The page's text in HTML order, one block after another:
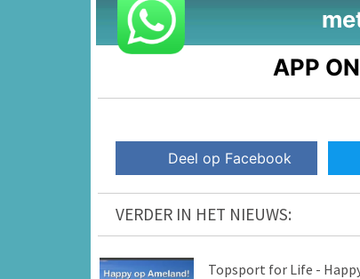
APP
Deel op Facebook
VERDER IN HET NIEUWS:
Topsport for Life -